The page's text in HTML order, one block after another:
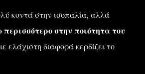
κοντά στην ισοπαλία, αλλά
στην ποιότητα του
ελάχιστη διαφορά κερδίζει το